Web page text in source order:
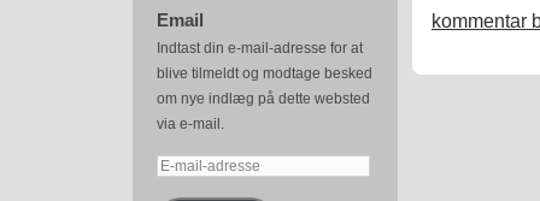
Email
Indtast din e-mail-adresse for at
blive tilmeldt og modtage besked
om nye indlæg på dette websted
via e-mail.
E-
kommentar